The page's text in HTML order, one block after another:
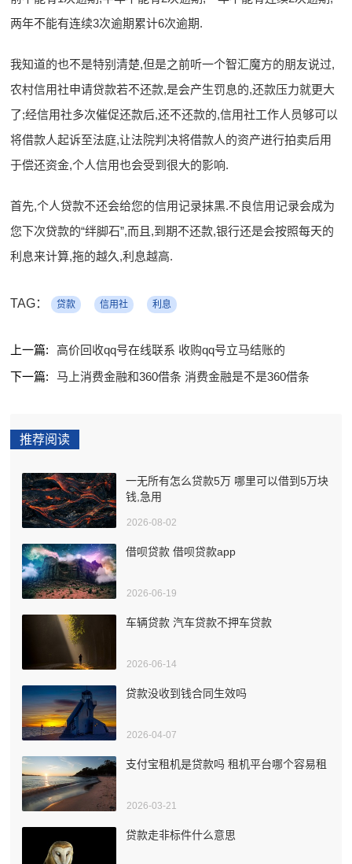
两年不能有连续3次逾期累计6次逾期.
我知道的也不是特别清楚,但是之前听一个智汇魔方的朋友说过,
农村信用社申请贷款若不还款,是会产生罚息的,还款压力就更大
了;经信用社多次催促还款后,还不还款的,信用社工作人员够可以
将借款人起诉至法庭,让法院判决将借款人的资产进行拍卖后用
于偿还资金,个人信用也会受到很大的影响.
首先,个人贷款不还会给您的信用记录抹黑.不良信用记录会成为
您下次贷款的“绊脚石”,而且,到期不还款,银行还是会按照每天的
利息来计算,拖的越久,利息越高.
TAG： 贷款 信用社 利息
上一篇:
高价回收qq号在线联系 收购qq号立马结账的
下一篇:
马上消费金融和360借条 消费金融是不是360借条
推荐阅读
一无所有怎么贷款5万 哪里可以借到5万块
钱,急用
2026-08-02
借呗贷款 借呗贷款app
2026-06-19
车辆贷款 汽车贷款不押车贷款
2026-06-14
贷款没收到钱合同生效吗
2026-04-07
支付宝租机是贷款吗 租机平台哪个容易租
2026-03-21
贷款走非标件什么意思